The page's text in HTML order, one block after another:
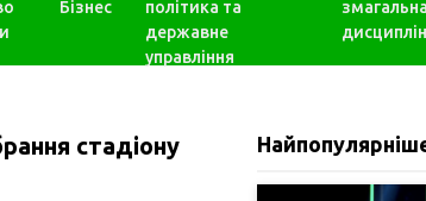
Бізнес
політика та
державне
управління
змагальна
стадіону